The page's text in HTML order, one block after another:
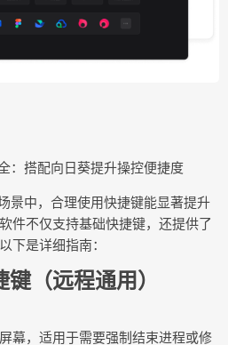
：搭配向日葵提升操控便捷度
景中，合理使用快捷键能显著提升
件不仅支持基础快捷键，还提供了
下是详细指南：
（远程通用）
幕，适用于需要强制结束进程或修